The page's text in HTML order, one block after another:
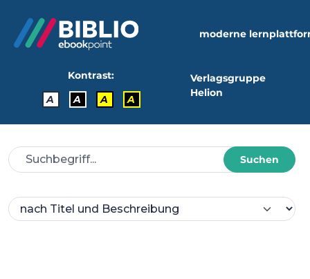
moderne
Kontrast:
A
A A A
Verlagsgruppe
Helion
Suchen